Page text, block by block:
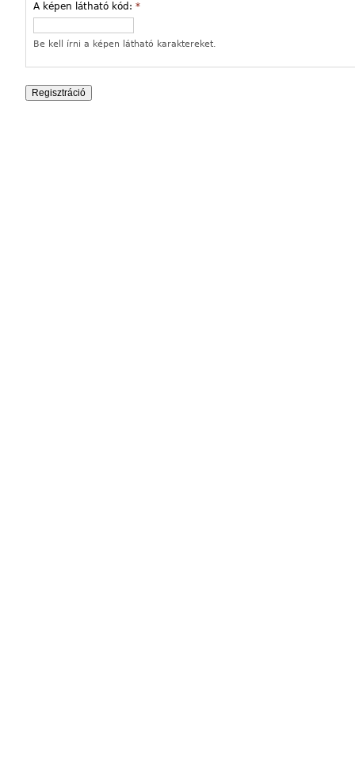
A képen látható kód: *
Be kell írni a képen látható karaktereket.